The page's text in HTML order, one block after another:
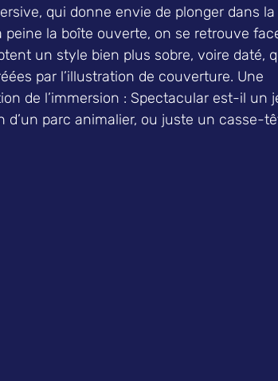
qui donne envie de plonger dans la
peine la boîte ouverte, on se retrouve
un style bien plus sobre, voire daté,
par l’illustration de couverture. Une
de l’immersion : Spectacular est-il un
parc animalier, ou juste un casse-